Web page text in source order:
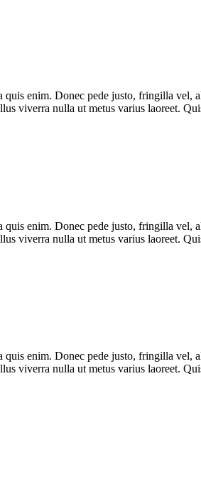
enim. Donec pede justo, fringilla
viverra nulla ut metus varius laoreet.
enim. Donec pede justo, fringilla
viverra nulla ut metus varius laoreet.
enim. Donec pede justo, fringilla
viverra nulla ut metus varius laoreet.